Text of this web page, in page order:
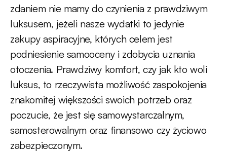
zdaniem nie mamy do czynienia z prawdziwym
luksusem, jeżeli nasze wydatki to jedynie
zakupy aspiracyjne, których celem jest
podniesienie samooceny i zdobycia uznania
otoczenia. Prawdziwy komfort, czy jak kto woli
luksus, to rzeczywista możliwość zaspokojenia
znakomitej większości swoich potrzeb oraz
poczucie, że jest się samowystarczalnym,
samosterowalnym oraz finansowo czy życiowo
zabezpieczonym.